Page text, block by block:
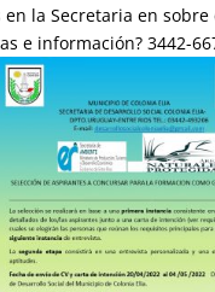
la Secretaria en sobre
e información? 3442-